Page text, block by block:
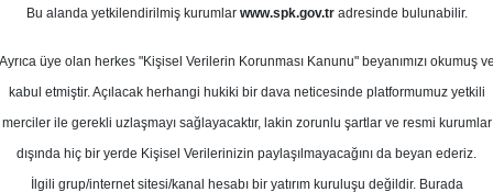
2026
Potansiyeli
Kurum Sayısı
Bu alanda yetkilendirilmiş kurumlar www.spk.gov.tradresinde bulunabilir.
Ayrıca üye olan herkes "Kişisel Verilerin Korunması Kanunu" beyanımızı okumuş ve
kabul etmiştir. Açılacak herhangi hukiki bir dava neticesinde platformumuz yetkili
merciler ile gerekli uzlaşmayı sağlayacaktır, lakin zorunlu şartlar ve resmi kurumlar
dışında hiç bir yerde Kişisel Verilerinizin paylaşılmayacağını da beyan ederiz.
İlgili grup/internet sitesi/kanal hesabı bir yatırım kuruluşu değildir. Burada